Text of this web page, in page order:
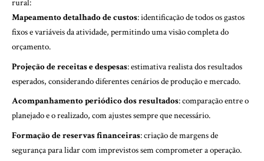
rural:
Mapeamento detalhado de custos: identificação de todos os gastos
fixos e variáveis da atividade, permitindo uma visão completa do
orçamento.
Projeção de receitas e despesas: estimativa realista dos resultados
esperados, considerando diferentes cenários de produção e mercado.
Acompanhamento periódico dos resultados: comparação entre o
planejado e o realizado, com ajustes sempre que necessário.
Formação de reservas financeiras: criação de margens de
segurança para lidar com imprevistos sem comprometer a operação.